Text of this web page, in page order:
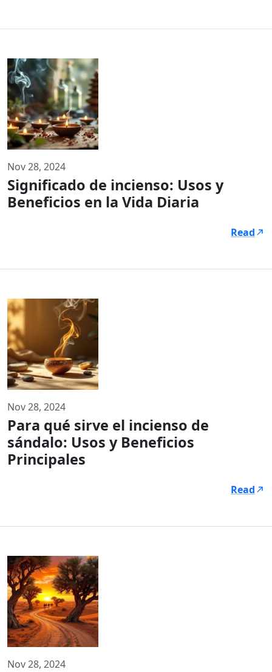
Nov 28, 2024
Significado de incienso: Usos y
Beneficios en la Vida Diaria
Read
Nov 28, 2024
Para qué sirve el incienso de
sándalo: Usos y Beneficios
Principales
Read
Nov 28, 2024